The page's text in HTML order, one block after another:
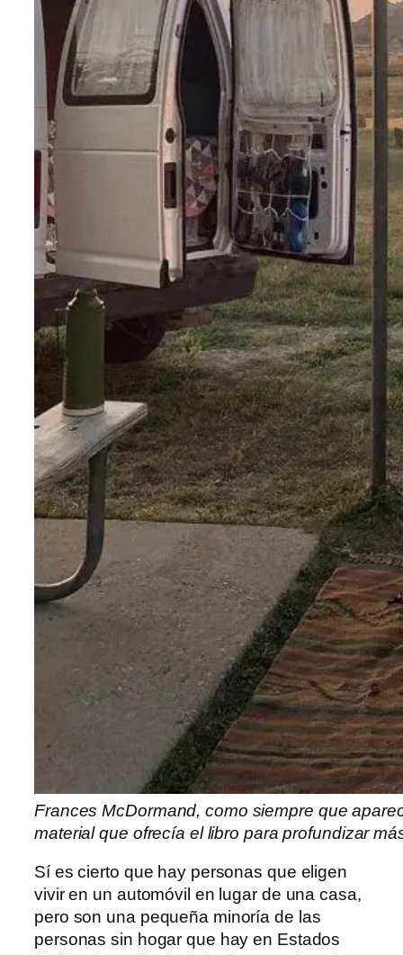
Frances McDormand, como siempre que
material que ofrecía el libro para profundizar
Sí es cierto que hay personas que eligen
vivir en un automóvil en lugar de una casa,
pero son una pequeña minoría de las
personas sin hogar que hay en Estados